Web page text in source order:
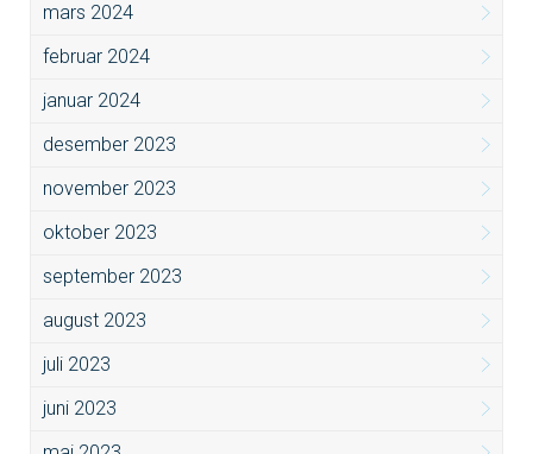
mars 2024
februar 2024
januar 2024
desember 2023
november 2023
oktober 2023
september 2023
august 2023
juli 2023
juni 2023